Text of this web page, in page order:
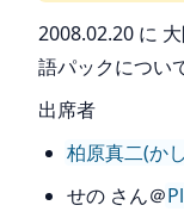
2008.02.20 に
語パックについ
出席者
柏原真二(か
せの さん＠